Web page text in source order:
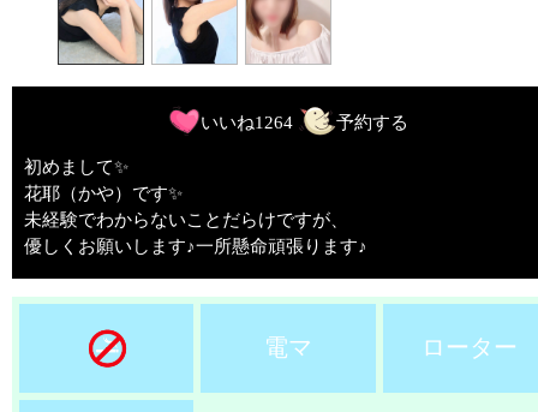
いいね1264 予約する
初めまして✨
花耶（かや）です✨
未経験でわからないことだらけですが、
優しくお願いします♪一所懸命頑張ります♪
電マ ローター